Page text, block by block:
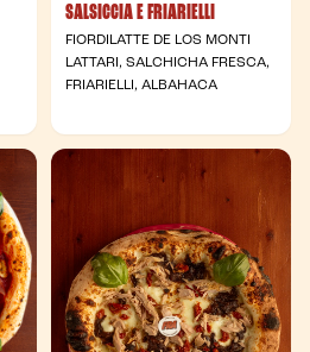
SALSICCIA E FRIARIELLI
FIORDILATTE DE LOS MONTI
LATTARI, SALCHICHA FRESCA,
FRIARIELLI, ALBAHACA